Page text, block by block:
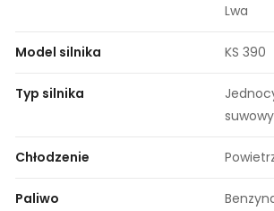
Lwa
Model silnika KS 390
Typ silnika
suwowy
Chłodzenie
Paliwo